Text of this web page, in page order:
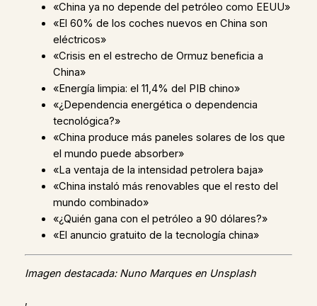
«China ya no depende del petróleo como EEUU»
«El 60% de los coches nuevos en China son
eléctricos»
«Crisis en el estrecho de Ormuz beneficia a
China»
«Energía limpia: el 11,4% del PIB chino»
«¿Dependencia energética o dependencia
tecnológica?»
«China produce más paneles solares de los que
el mundo puede absorber»
«La ventaja de la intensidad petrolera baja»
«China instaló más renovables que el resto del
mundo combinado»
«¿Quién gana con el petróleo a 90 dólares?»
«El anuncio gratuito de la tecnología china»
Imagen destacada: Nuno Marques en Unsplash